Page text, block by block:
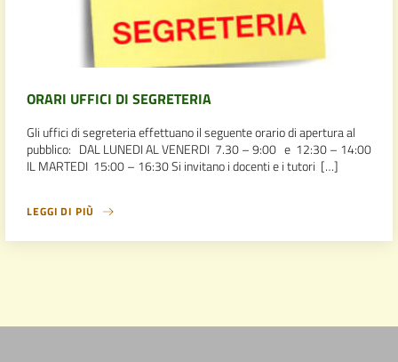
ORARI UFFICI DI SEGRETERIA
Gli uffici di segreteria effettuano il seguente orario di apertura al
pubblico: DAL LUNEDI AL VENERDI 7.30 – 9:00 e 12:30 – 14:00
IL MARTEDI 15:00 – 16:30 Si invitano i docenti e i tutori […]
LEGGI DI PIÙ